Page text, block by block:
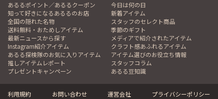
あるるポイント／あるるクーポン
今日は何の日
知って好きになるあるるのお店
新着アイテム
全国の隠れた名物
スタッフのセレクト商品
送料無料・おためしアイテム
季節のギフト
最新ニュースから探す
メディアで紹介されたアイテム
Instagram紹介アイテム
クラフト感あふれるアイテム
あるる探検隊のお気に入りアイテム
アイテム選びのお役立ち情報
推しアイテムレポート
スタッフコラム
プレゼントキャンペーン
あるる豆知識
利用規約 お問い合わせ 運営会社 プライバシーポリシー